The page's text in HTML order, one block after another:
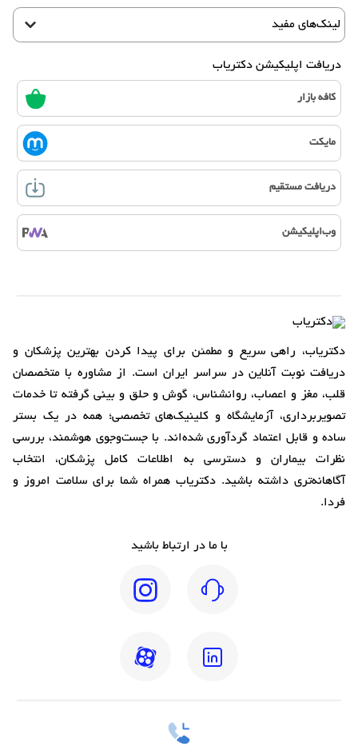
لینک‌های مفید
دریافت اپلیکیشن دکتریاب
کافه بازار
مایکت
دریافت مستقیم
وب‌اپلیکیشن
دکتریاب، راهی سریع و مطمئن برای پیدا کردن بهترین پزشکان و
دریافت نوبت آنلاین در سراسر ایران است. از مشاوره با متخصصان
قلب، مغز و اعصاب، روانشناس، گوش و حلق و بینی گرفته تا خدمات
تصویربرداری، آزمایشگاه و کلینیک‌های تخصصی؛ همه در یک بستر
ساده و قابل اعتماد گردآوری شده‌اند. با جست‌وجوی هوشمند، بررسی
نظرات بیماران و دسترسی به اطلاعات کامل پزشکان، انتخاب
آگاهانه‌تری داشته باشید. دکتریاب همراه شما برای سلامت امروز و
فردا.
با ما در ارتباط باشید